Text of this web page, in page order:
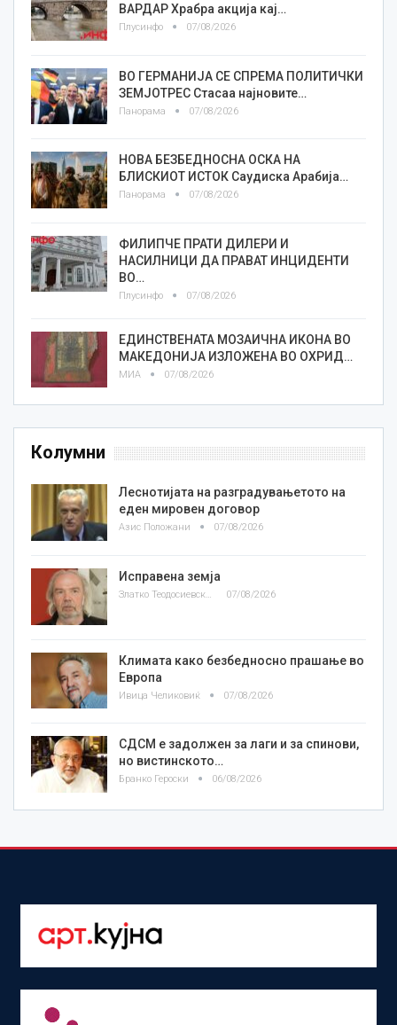
ВАРДАР Храбра акција кај…
Плусинфо 07/08/2026
ВО ГЕРМАНИЈА СЕ СПРЕМА ПОЛИТИЧКИ
ЗЕМЈОТРЕС Стасаа најновите…
Панорама 07/08/2026
НОВА БЕЗБЕДНОСНА ОСКА НА
БЛИСКИОТ ИСТОК Саудиска Арабија…
Панорама 07/08/2026
ФИЛИПЧЕ ПРАТИ ДИЛЕРИ И
НАСИЛНИЦИ ДА ПРАВАТ ИНЦИДЕНТИ
ВО…
Плусинфо 07/08/2026
ЕДИНСТВЕНАТА МОЗАИЧНА ИКОНА ВО
МАКЕДОНИЈА ИЗЛОЖЕНА ВО ОХРИД…
МИА 07/08/2026
Колумни
Леснотијата на разградувањетото на
еден мировен договор
Азис Положани 07/08/2026
Исправена земја
Златко Теодосиевски 07/08/2026
Климата како безбедносно прашање во
Европа
Ивица Челиковиќ 07/08/2026
СДСМ е задолжен за лаги и за спинови,
но вистинското…
Бранко Героски 06/08/2026